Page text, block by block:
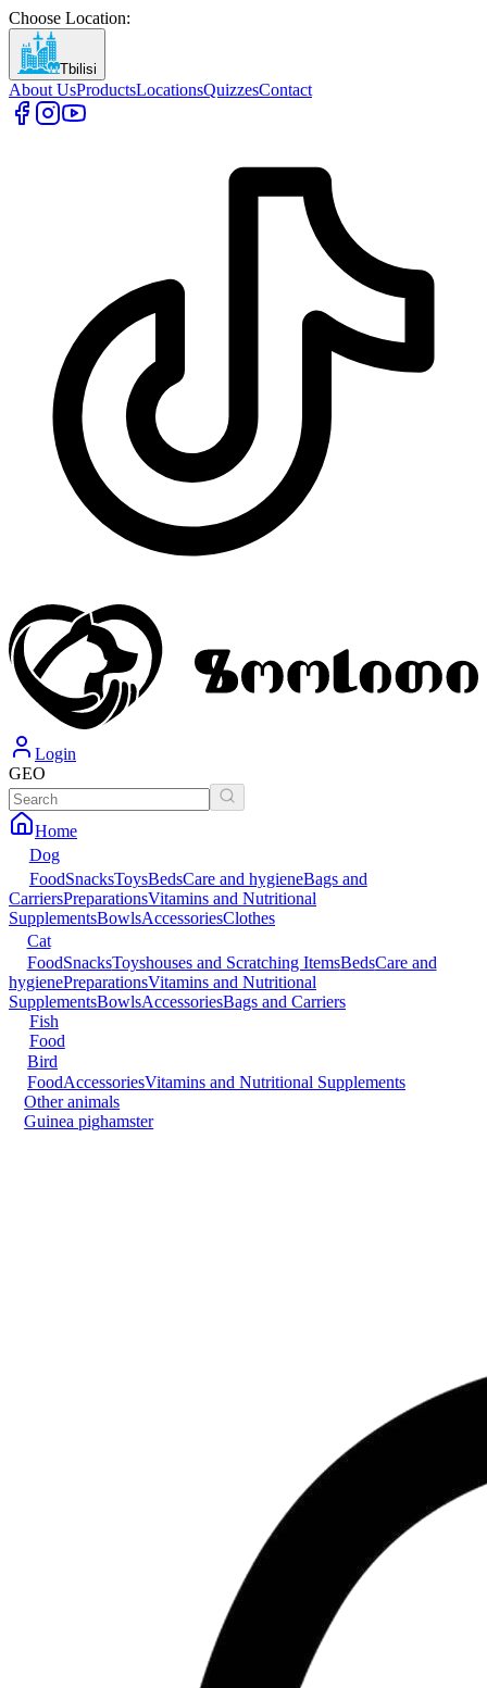
Choose Location:
Tbilisi
About UsProductsLocationsQuizzesContact
Login
GEO
Home
Dog
FoodSnacksToysBedsCare and hygieneBags and
CarriersPreparationsVitamins and Nutritional
SupplementsBowlsAccessoriesClothes
Cat
FoodSnacksToyshouses and Scratching ItemsBedsCare and
hygienePreparationsVitamins and Nutritional
SupplementsBowlsAccessoriesBags and Carriers
Fish
Food
Bird
FoodAccessoriesVitamins and Nutritional Supplements
Other animals
Guinea pighamster